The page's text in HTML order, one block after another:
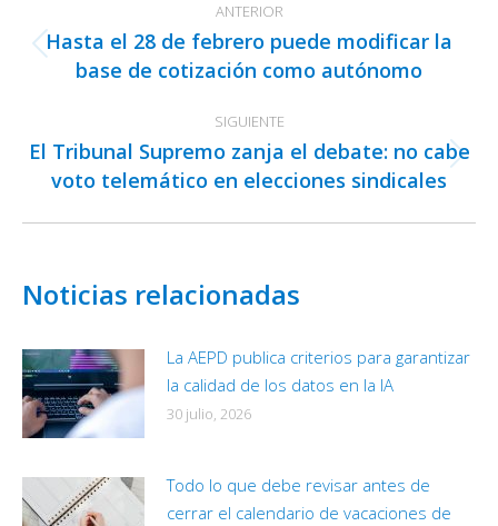
entre
publicaciones
ANTERIOR
Publicación
anterior:
Hasta el 28 de febrero puede modificar la
base de cotización como autónomo
SIGUIENTE
Publicación
siguiente:
El Tribunal Supremo zanja el debate: no cabe
voto telemático en elecciones sindicales
Noticias relacionadas
La AEPD publica criterios para garantizar
la calidad de los datos en la IA
30 julio, 2026
Todo lo que debe revisar antes de
cerrar el calendario de vacaciones de